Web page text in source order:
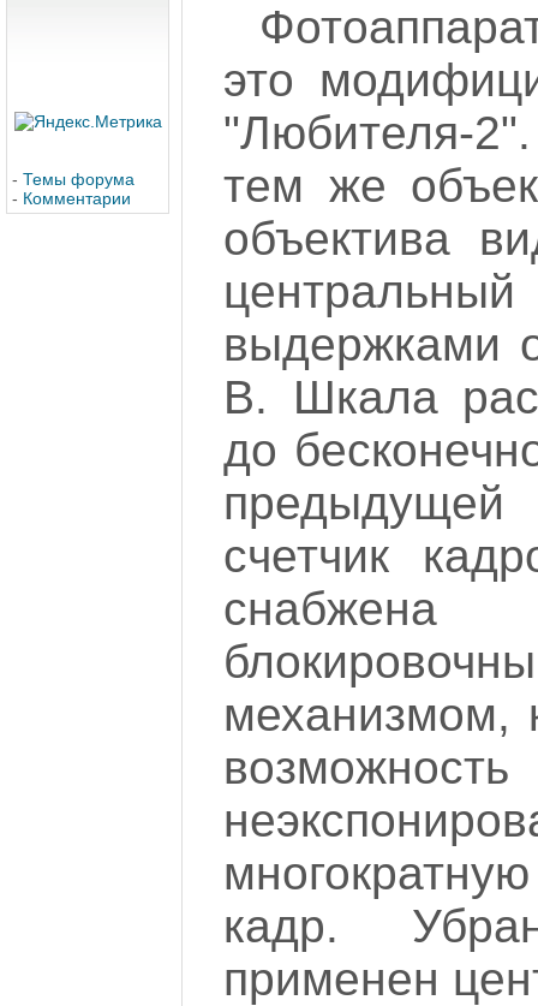
- Темы форума
- Комментарии
это
"Любителя-
тем же
объектива
выдержками
В. Шкала
до
счетчик
снабжена
механизмом,
кадр.
применен